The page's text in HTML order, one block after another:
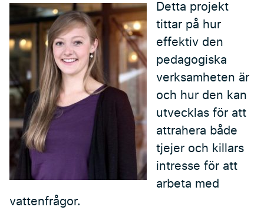
Detta projekt
tittar på hur
effektiv den
pedagogiska
verksamheten är
och hur den kan
utvecklas för att
attrahera både
tjejer och killars
intresse för att
arbeta med
vattenfrågor.